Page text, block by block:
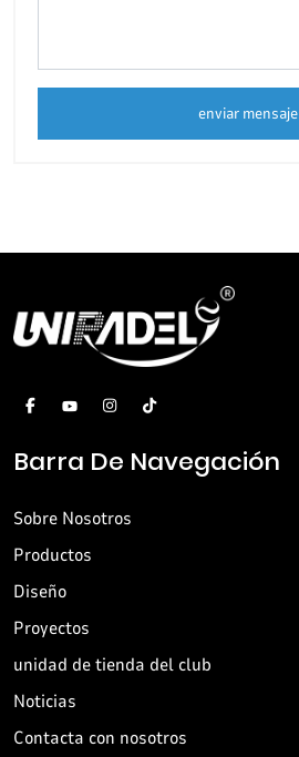
enviar mensaje
Barra De Navegación
Sobre Nosotros
Productos
Diseño
Proyectos
unidad de tienda del club
Noticias
Contacta con nosotros